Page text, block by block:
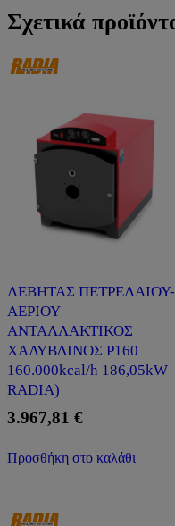
Σχετικά
ΛΕΒΗΤΑΣ ΠΕΤΡΕΛΑΙΟΥ-
ΑΕΡΙΟΥ
ΑΝΤΑΛΛΑΚΤΙΚΟΣ
ΧΑΛΥΒΔΙΝΟΣ P160
160.000kcal/h 186,05kW
RADIA)
3.967,81 €
Προσθήκη στο καλάθι